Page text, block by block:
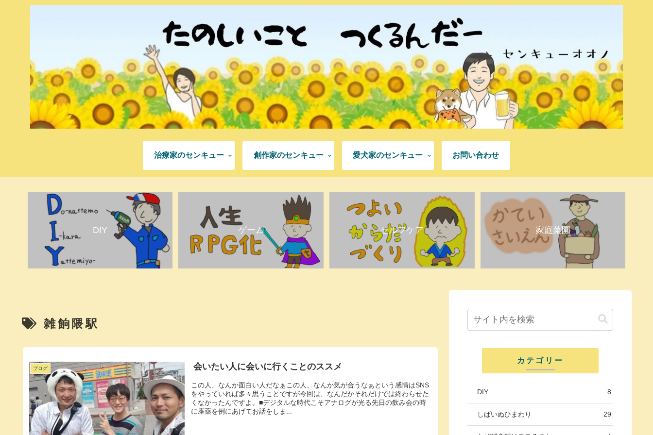
治療家のセンキュー 創作家のセンキュー 愛犬家のセンキュー お問い合わせ
DIY ゲーム セルフケア 家庭菜園
雑餉隈駅
ブログ 会いたい人に会いに行くことのススメ
この人、なんか面白い人だなぁこの人、なんか気が合うなぁという感情はSNS
をやっていれば多々思うことですが今回は、なんだかそれだけでは終わらせた
くなかったんですよ。■デジタルな時代こそアナログが光る先日の飲み会の時
に座薬を例にあげてお話をしま...
カテゴリー
DIY 8
しばいぬひまわり 29